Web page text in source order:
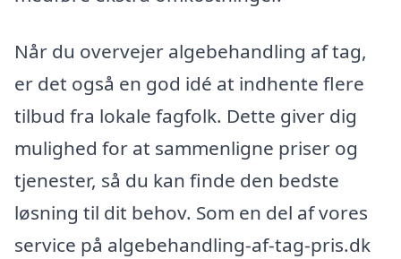
Når du overvejer algebehandling af tag,
er det også en god idé at indhente flere
tilbud fra lokale fagfolk. Dette giver dig
mulighed for at sammenligne priser og
tjenester, så du kan finde den bedste
løsning til dit behov. Som en del af vores
service på algebehandling-af-tag-pris.dk